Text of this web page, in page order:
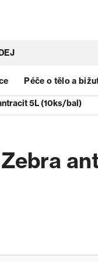
Péče o tělo a
5L (10ks/bal)